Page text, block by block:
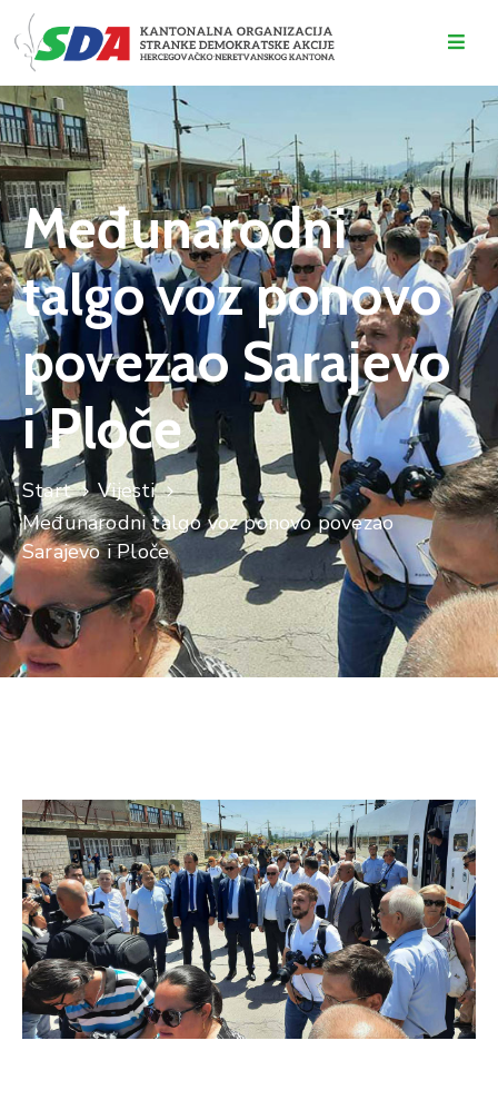
O
NAMA
DOGAĐAJI
VIJESTI
KONTAKT
Međunarodni
talgo voz ponovo
povezao Sarajevo
i Ploče
Start
Vijesti
Međunarodni talgo voz ponovo povezao
Sarajevo i Ploče